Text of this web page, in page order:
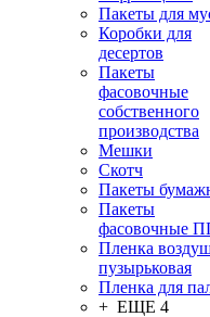
Пакеты для
Коробки для
десертов
Пакеты
фасовочные
собственного
производства
Мешки
Скотч
Пакеты
Пакеты
фасовочные
Пленка
пузырьковая
Пленка для
+ ЕЩЕ 4